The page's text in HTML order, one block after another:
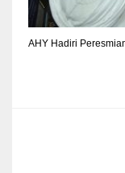
AHY Hadiri